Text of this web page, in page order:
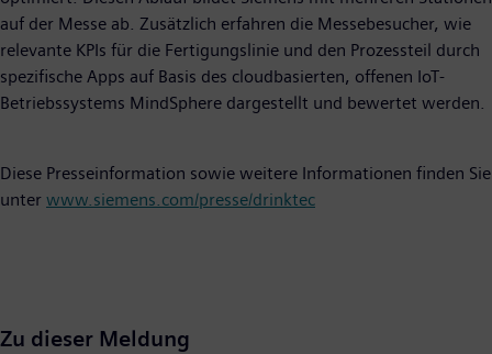
auf der Messe ab. Zusätzlich erfahren die Messebesucher, wie
relevante KPIs für die Fertigungslinie und den Prozessteil durch
spezifische Apps auf Basis des cloudbasierten, offenen IoT-
Betriebssystems MindSphere dargestellt und bewertet werden.
Diese Presseinformation sowie weitere Informationen finden Sie
unter www.siemens.com/presse/drinktec
Zu dieser Meldung